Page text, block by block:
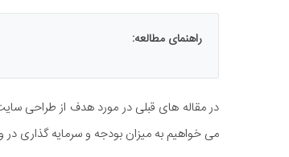
راهنمای مطالعه:
در مقاله های قبلی در مورد هدف از طراحی
می خواهیم به میزان بودجه و سرمایه گذاری در